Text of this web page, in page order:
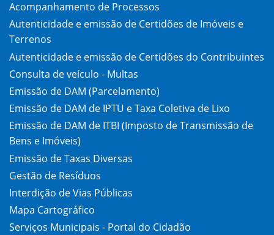
Acompanhamento de Processos
Autenticidade e emissão de Certidões de Imóveis e
Terrenos
Autenticidade e emissão de Certidões do Contribuintes
Consulta de veículo - Multas
Emissão de DAM (Parcelamento)
Emissão de DAM de IPTU e Taxa Coletiva de Lixo
Emissão de DAM de ITBI (Imposto de Transmissão de
Bens e Imóveis)
Emissão de Taxas Diversas
Gestão de Resíduos
Interdição de Vias Públicas
Mapa Cartográfico
Serviços Municipais - Portal do Cidadão